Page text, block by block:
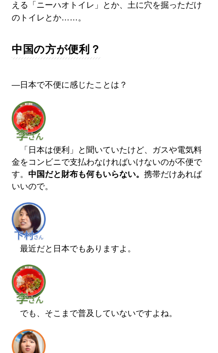
える「ニーハオトイレ」とか、土に穴を掘っただけ
のトイレとか……。
中国の方が便利？
―日本で不便に感じたことは？
「日本は便利」と聞いていたけど、ガスや電気料
金をコンビニで支払わなければいけないのが不便で
す。 中国だと財布も何もいらない。 携帯だけあれば
いいので。
最近だと日本でもありますよ。
でも、そこまで普及していないですよね。